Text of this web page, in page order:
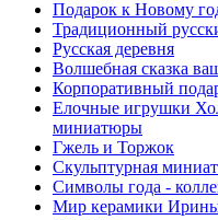
Подарок к Новому
Традиционный
Русская деревня
Волшебная сказка
Корпоративный
Елочные игрушки
миниатюры
Гжель и Торжок
Скульптурная
Символы года -
Мир керамики